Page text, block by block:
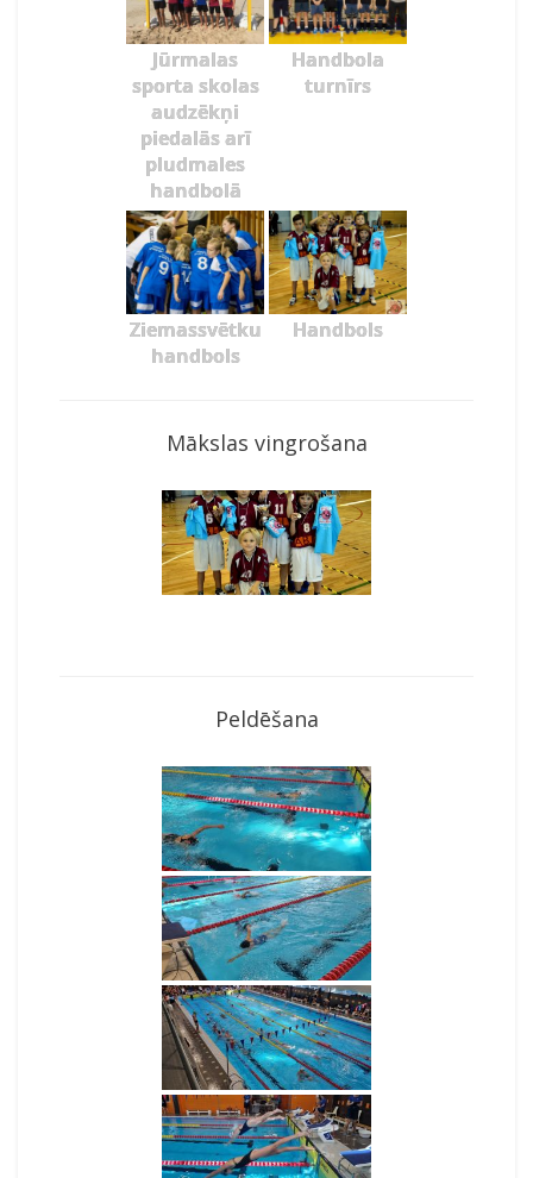
Jūrmalas
sporta skolas
audzēkņi
piedalās arī
pludmales
handbolā
Handbola
turnīrs
Ziemassvētku
handbols
Handbols
Mākslas vingrošana
Peldēšana